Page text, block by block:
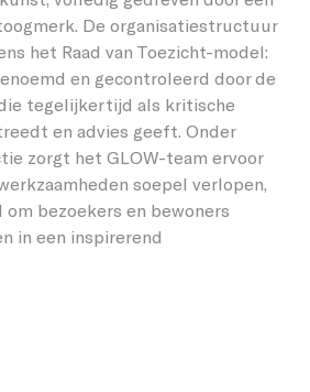
vrienden
De organisatiestructuur
het Raad van Toezicht-model:
en gecontroleerd door de
die tegelijkertijd als kritische
en advies geeft. Onder
zorgt het GLOW-team ervoor
soepel verlopen,
bezoekers en bewoners
in een inspirerend